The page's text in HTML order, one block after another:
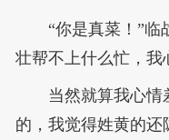
“你是真菜！”
壮帮不上什么忙，我
当然就算我心情
的，我觉得姓黄的还